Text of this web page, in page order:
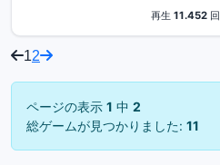
再生 11.452回
12
ページの表示 1 中 2
総ゲームが見つかりました: 11